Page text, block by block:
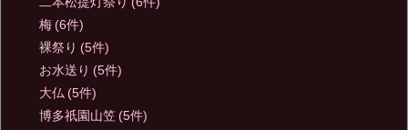
梅 (6件)
裸祭り (5件)
お水送り (5件)
大仏 (5件)
博多祇園山笠 (5件)